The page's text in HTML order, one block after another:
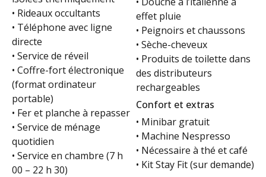
• Rideaux occultants
• Téléphone avec ligne
directe
• Service de réveil
• Coffre-fort électronique
(format ordinateur
portable)
• Fer et planche à repasser
• Service de ménage
quotidien
• Service en chambre (7 h
00 – 22 h 30)
effet pluie
• Peignoirs et chaussons
• Sèche-cheveux
• Produits de toilette dans
des distributeurs
rechargeables
Confort et extras
• Minibar gratuit
• Machine Nespresso
• Nécessaire à thé et café
• Kit Stay Fit (sur demande)